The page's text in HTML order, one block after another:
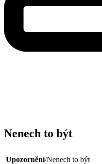
Nenech to být
Upozornění/Nenech to být